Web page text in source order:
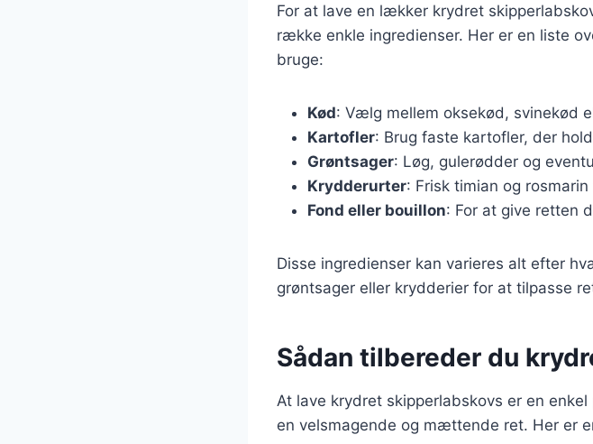
For at lave en lækker krydret
række enkle ingredienser. Her er en liste
bruge:
Kød: Vælg mellem oksekød, svinekød
Kartofler: Brug faste kartofler, der
Grøntsager: Løg, gulerødder og
Krydderurter: Frisk timian og
Fond eller bouillon: For at give retten
Disse ingredienser kan varieres alt efter
grøntsager eller krydderier for at tilpasse
Sådan tilbereder du
At lave krydret skipperlabskovs er en
en velsmagende og mættende ret. Her er